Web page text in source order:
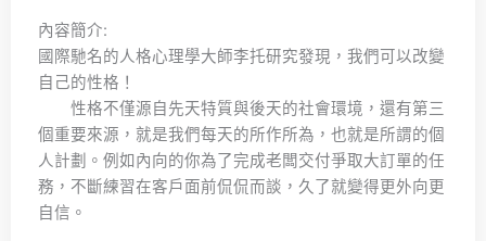
內容簡介:
國際馳名的人格心理學大師李托研究發現，我們可以改變
自己的性格！
性格不僅源自先天特質與後天的社會環境，還有第三
個重要來源，就是我們每天的所作所為，也就是所謂的個
人計劃。例如內向的你為了完成老闆交付爭取大訂單的任
務，不斷練習在客戶面前侃侃而談，久了就變得更外向更
自信。